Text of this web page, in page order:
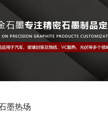
墨热场